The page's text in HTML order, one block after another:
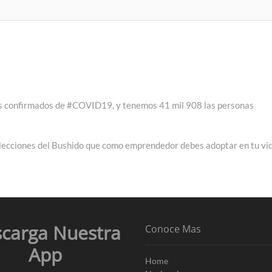
de #COVID19, y tenemos 41 mil 908 las personas
del Bushido que como emprendedor debes adoptar en tu
Nuestra
App
Conoce Mas
Home